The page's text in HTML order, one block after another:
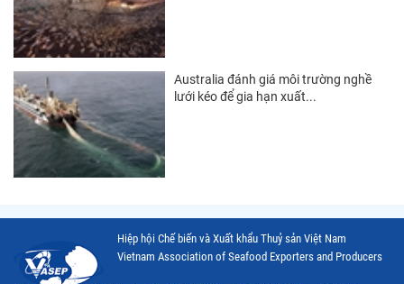
Thị trường Nhật Bản
Thị trường Việt Nam
Australia đánh giá môi trường nghề
lưới kéo để gia hạn xuất...
Hiệp hội Chế biến và Xuất khẩu Thuỷ sản Việt Nam
Vietnam Association of Seafood Exporters and Producers